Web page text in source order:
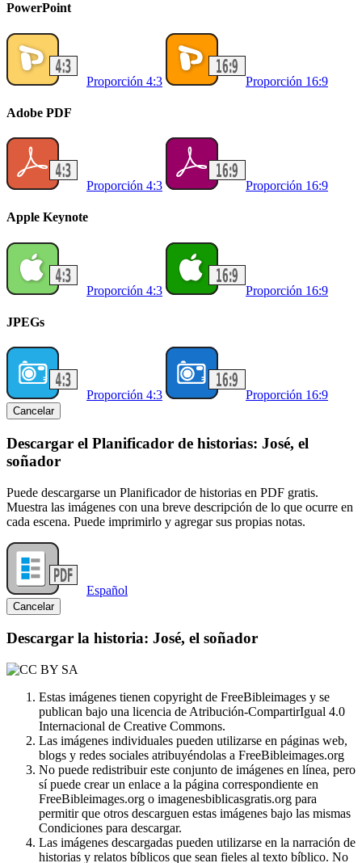
PowerPoint
Proporción 4:3 Proporción 16:9
Adobe PDF
Proporción 4:3 Proporción 16:9
Apple Keynote
Proporción 4:3 Proporción 16:9
JPEGs
Proporción 4:3 Proporción 16:9
Cancelar
Descargar el Planificador de historias: José, el
soñador
Puede descargarse un Planificador de historias en PDF gratis.
Muestra las imágenes con una breve descripción de lo que ocurre en
cada escena. Puede imprimirlo y agregar sus propias notas.
Español
Cancelar
Descargar la historia: José, el soñador
Estas imágenes tienen copyright de FreeBibleimages y se
publican bajo una licencia de Atribución-CompartirIgual 4.0
Internacional de Creative Commons.
Las imágenes individuales pueden utilizarse en páginas web,
blogs y redes sociales atribuyéndolas a FreeBibleimages.org
No puede redistribuir este conjunto de imágenes en línea, pero
sí puede crear un enlace a la página correspondiente en
FreeBibleimages.org o imagenesbiblicasgratis.org para
permitir que otros descarguen estas imágenes bajo las mismas
Condiciones para descargar.
Las imágenes descargadas pueden utilizarse en la narración de
historias y relatos bíblicos que sean fieles al texto bíblico. No